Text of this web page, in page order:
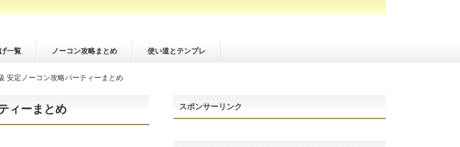
一覧 ノーコン攻略まとめ 使い道とテンプレ
安定ノーコン攻略パーティーまとめ
ィーまとめ スポンサーリンク